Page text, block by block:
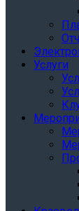
Услуги